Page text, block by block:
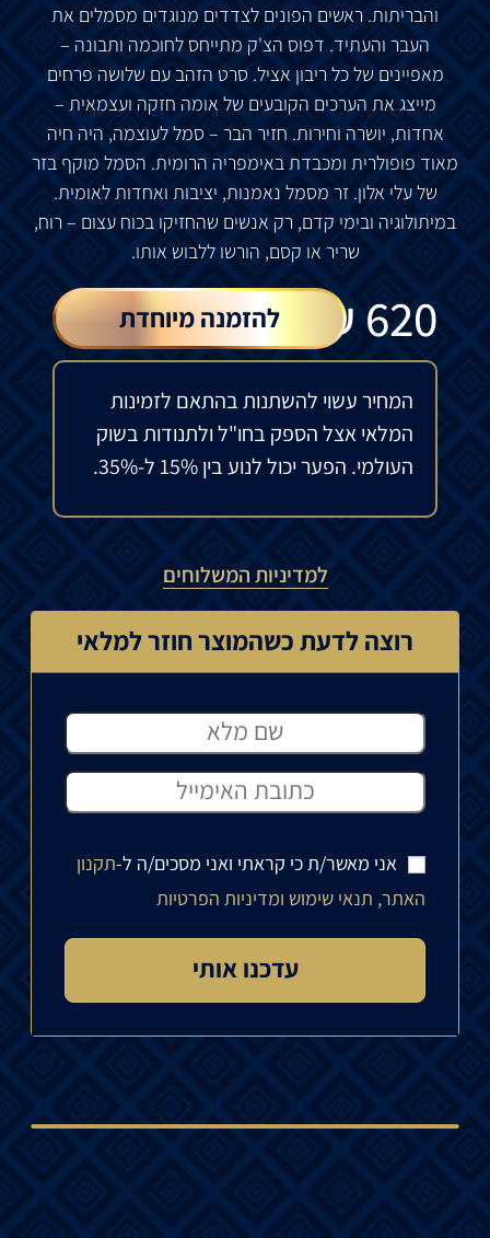
והבריתות. ראשים הפונים לצדדים מנוגדים מסמלים את
העבר והעתיד. דפוס הצ'ק מתייחס לחוכמה ותבונה –
מאפיינים של כל ריבון אציל. סרט הזהב עם שלושה פרחים
מייצג את הערכים הקובעים של אומה חזקה ועצמאית –
אחדות, יושרה וחירות. חזיר הבר – סמל לעוצמה, היה חיה
מאוד פופולרית ומכבדת באימפריה הרומית. הסמל מוקף בזר
של עלי אלון. זר מסמל נאמנות, יציבות ואחדות לאומית.
במיתולוגיה ובימי קדם, רק אנשים שהחזיקו בכוח עצום – רוח,
שריר או קסם, הורשו ללבוש אותו.
620
₪ להזמנה מיוחדת
המחיר עשוי להשתנות בהתאם לזמינות
המלאי אצל הספק בחו"ל ולתנודות בשוק
העולמי. הפער יכול לנוע בין 15% ל-35%.
למדיניות המשלוחים
רוצה לדעת כשהמוצר חוזר למלאי
אני מאשר/ת כי קראתי ואני מסכים/ה ל-תקנון
האתר, תנאי שימוש ומדיניות הפרטיות